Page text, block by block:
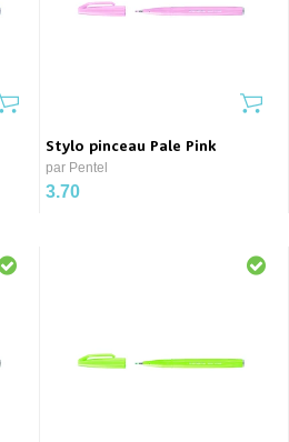
Stylo pinceau Pale Pink
par Pentel
3.70